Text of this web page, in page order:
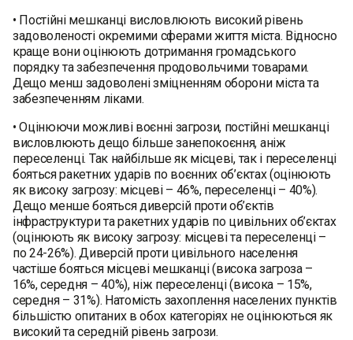
• Постійні мешканці висловлюють високий рівень
задоволеності окремими сферами життя міста. Відносно
краще вони оцінюють дотримання громадського
порядку та забезпечення продовольчими товарами.
Дещо менш задоволені зміцненням оборони міста та
забезпеченням ліками.
• Оцінюючи можливі воєнні загрози, постійні мешканці
висловлюють дещо більше занепокоєння, аніж
переселенці. Так найбільше як місцеві, так і переселенці
бояться ракетних ударів по воєнних об’єктах (оцінюють
як високу загрозу: місцеві – 46%, переселенці – 40%).
Дещо менше бояться диверсій проти об’єктів
інфраструктури та ракетних ударів по цивільних об’єктах
(оцінюють як високу загрозу: місцеві та переселенці –
по 24-26%). Диверсій проти цивільного населення
частіше бояться місцеві мешканці (висока загроза –
16%, середня – 40%), ніж переселенці (висока – 15%,
середня – 31%). Натомість захоплення населених пунктів
більшістю опитаних в обох категоріях не оцінюються як
високий та середній рівень загрози.